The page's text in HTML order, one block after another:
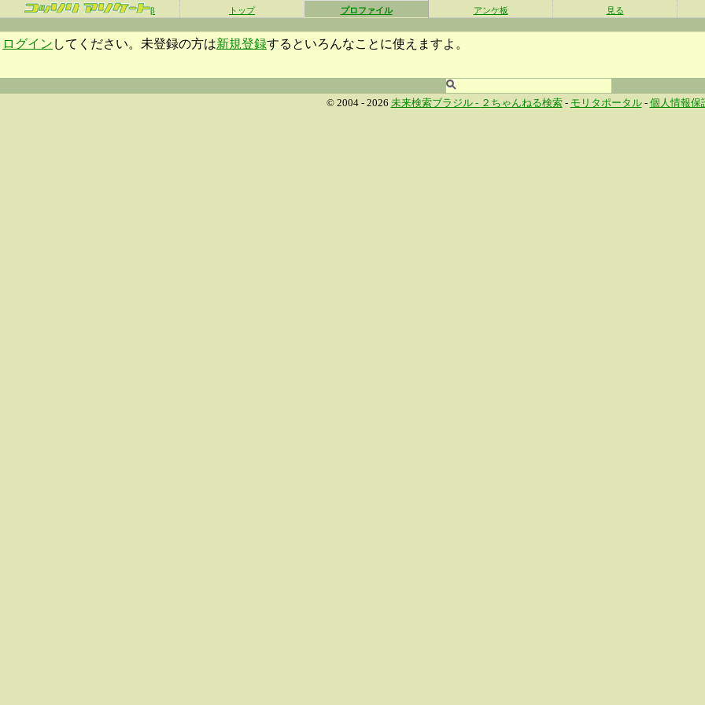
β トップ プロファイル アンケ板 見る
ログイン してください。未登録の方は新規登録するといろんなことに使えますよ。
© 2004 - 2026 未来検索ブラジル - ２ちゃんねる検索- モリタポータル- 個人情報保